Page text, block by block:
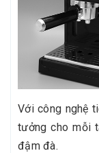
Với công nghệ
tưởng cho mỗi
đậm đà.